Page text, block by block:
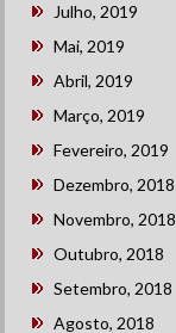
Julho, 2019
Mai, 2019
Abril, 2019
Março, 2019
Fevereiro, 2019
Dezembro, 2018
Novembro, 2018
Outubro, 2018
Setembro, 2018
Agosto, 2018